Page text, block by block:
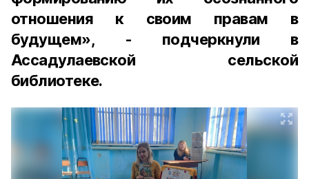
отношения к своим правам в
будущем», - подчеркнули в
Ассадулаевской сельской
библиотеке.